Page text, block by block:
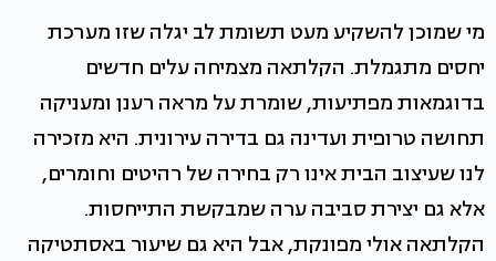
מי שמוכן להשקיע מעט תשומת לב יגלה שזו מערכת
יחסים מתגמלת. הקלתאה מצמיחה עלים חדשים
בדוגמאות מפתיעות, שומרת על מראה רענן ומעניקה
תחושה טרופית ועדינה גם בדירה עירונית. היא מזכירה
לנו שעיצוב הבית אינו רק בחירה של רהיטים וחומרים,
אלא גם יצירת סביבה ערה שמבקשת התייחסות.
הקלתאה אולי מפונקת, אבל היא גם שיעור באסתטיקה